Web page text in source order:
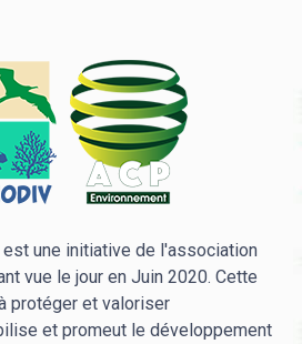
une initiative de l'association
vue le jour en Juin 2020. Cette
protéger et valoriser
et promeut le développement